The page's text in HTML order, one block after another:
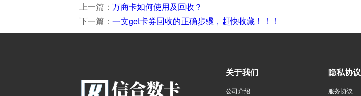
上一篇： 万商卡如何使用及回收？
下一篇： 一文get卡券回收的正确步骤，赶快收藏！！！
关于我们
公司介绍
隐私协议
服务协议